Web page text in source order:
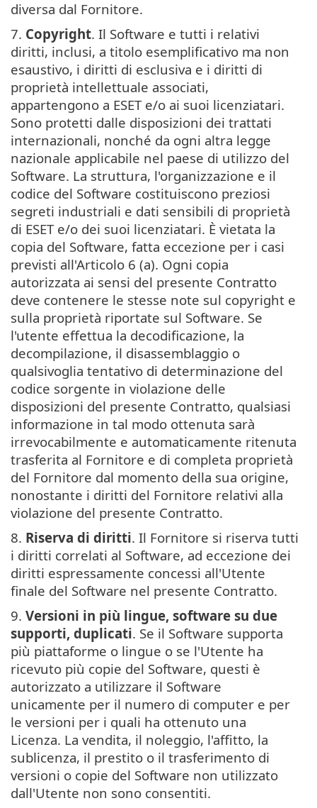
diversa dal Fornitore.
7. Copyright. Il Software e tutti i relativi
diritti, inclusi, a titolo esemplificativo ma non
esaustivo, i diritti di esclusiva e i diritti di
proprietà intellettuale associati,
appartengono a ESET e/o ai suoi licenziatari.
Sono protetti dalle disposizioni dei trattati
internazionali, nonché da ogni altra legge
nazionale applicabile nel paese di utilizzo del
Software. La struttura, l'organizzazione e il
codice del Software costituiscono preziosi
segreti industriali e dati sensibili di proprietà
di ESET e/o dei suoi licenziatari. È vietata la
copia del Software, fatta eccezione per i casi
previsti all'Articolo 6 (a). Ogni copia
autorizzata ai sensi del presente Contratto
deve contenere le stesse note sul copyright e
sulla proprietà riportate sul Software. Se
l'utente effettua la decodificazione, la
decompilazione, il disassemblaggio o
qualsivoglia tentativo di determinazione del
codice sorgente in violazione delle
disposizioni del presente Contratto, qualsiasi
informazione in tal modo ottenuta sarà
irrevocabilmente e automaticamente ritenuta
trasferita al Fornitore e di completa proprietà
del Fornitore dal momento della sua origine,
nonostante i diritti del Fornitore relativi alla
violazione del presente Contratto.
8. Riserva di diritti. Il Fornitore si riserva tutti
i diritti correlati al Software, ad eccezione dei
diritti espressamente concessi all'Utente
finale del Software nel presente Contratto.
9. Versioni in più lingue, software su due
supporti, duplicati. Se il Software supporta
più piattaforme o lingue o se l'Utente ha
ricevuto più copie del Software, questi è
autorizzato a utilizzare il Software
unicamente per il numero di computer e per
le versioni per i quali ha ottenuto una
Licenza. La vendita, il noleggio, l'affitto, la
sublicenza, il prestito o il trasferimento di
versioni o copie del Software non utilizzato
dall'Utente non sono consentiti.